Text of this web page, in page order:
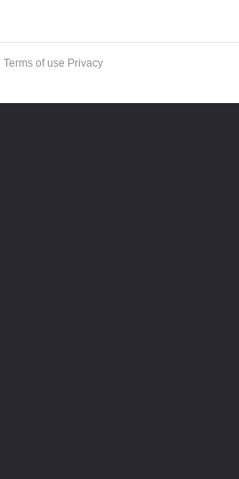
Terms of use Privacy